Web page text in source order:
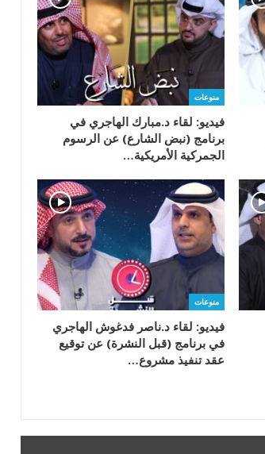
منوعات
فيديو: لقاء د.مبارك الهاجري في
برنامج (نبض الشارع) عن الرسوم
الجمركية الأمريكية…
منوعات
فيديو: لقاء د.ناصر فدغوش الهاجري
في برنامج (قبل النشرة) عن توقيع
عقد تنفيذ مشروع…